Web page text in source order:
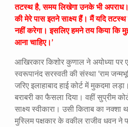
तटस्थ है, समय लिखेगा उनके भी
की मेरे पास इतने साक्ष्य हैं। मैं यदि तटस्थ
नहीं करेगा। इसलिए हमने तय किया कि
आना चाहिए।’
आखिरकार किशोर कुणाल ने अयोध्या
स्वरूपानंद सरस्वती की संस्था ‘राम
जरिए इलाहाबाद हाई कोर्ट में मुकदमा
बराबरी का फैसला दिया। वहीं सुप्रीम
साक्ष्य स्वीकारा। उसी किताब का नक्शा
मुस्लिम पक्षकार के वकील राजीव धवन ने